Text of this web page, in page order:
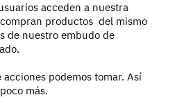
acceden a nuestra
productos del mismo
de nuestro embudo de
podemos tomar. Así
más.